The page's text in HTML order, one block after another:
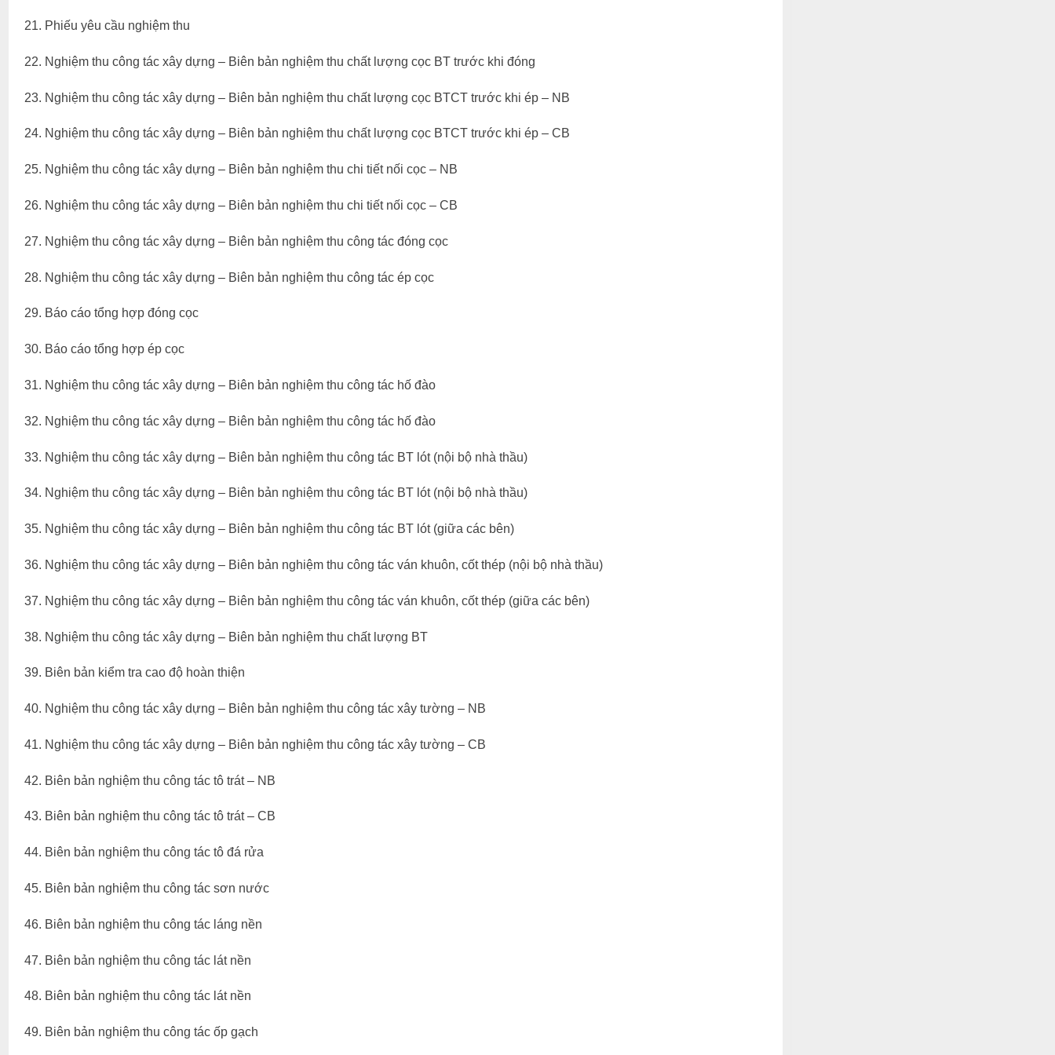
21. Phiếu yêu cầu nghiệm thu
22. Nghiệm thu công tác xây dựng – Biên bản nghiệm thu chất lượng cọc BT trước khi đóng
23. Nghiệm thu công tác xây dựng – Biên bản nghiệm thu chất lượng cọc BTCT trước khi ép – NB
24. Nghiệm thu công tác xây dựng – Biên bản nghiệm thu chất lượng cọc BTCT trước khi ép – CB
25. Nghiệm thu công tác xây dựng – Biên bản nghiệm thu chi tiết nối cọc – NB
26. Nghiệm thu công tác xây dựng – Biên bản nghiệm thu chi tiết nối cọc – CB
27. Nghiệm thu công tác xây dựng – Biên bản nghiệm thu công tác đóng cọc
28. Nghiệm thu công tác xây dựng – Biên bản nghiệm thu công tác ép cọc
29. Báo cáo tổng hợp đóng cọc
30. Báo cáo tổng hợp ép cọc
31. Nghiệm thu công tác xây dựng – Biên bản nghiệm thu công tác hố đào
32. Nghiệm thu công tác xây dựng – Biên bản nghiệm thu công tác hố đào
33. Nghiệm thu công tác xây dựng – Biên bản nghiệm thu công tác BT lót (nội bộ nhà thầu)
34. Nghiệm thu công tác xây dựng – Biên bản nghiệm thu công tác BT lót (nội bộ nhà thầu)
35. Nghiệm thu công tác xây dựng – Biên bản nghiệm thu công tác BT lót (giữa các bên)
36. Nghiệm thu công tác xây dựng – Biên bản nghiệm thu công tác ván khuôn, cốt thép (nội bộ nhà thầu)
37. Nghiệm thu công tác xây dựng – Biên bản nghiệm thu công tác ván khuôn, cốt thép (giữa các bên)
38. Nghiệm thu công tác xây dựng – Biên bản nghiệm thu chất lượng BT
39. Biên bản kiểm tra cao độ hoàn thiện
40. Nghiệm thu công tác xây dựng – Biên bản nghiệm thu công tác xây tường – NB
41. Nghiệm thu công tác xây dựng – Biên bản nghiệm thu công tác xây tường – CB
42. Biên bản nghiệm thu công tác tô trát – NB
43. Biên bản nghiệm thu công tác tô trát – CB
44. Biên bản nghiệm thu công tác tô đá rửa
45. Biên bản nghiệm thu công tác sơn nước
46. Biên bản nghiệm thu công tác láng nền
47. Biên bản nghiệm thu công tác lát nền
48. Biên bản nghiệm thu công tác lát nền
49. Biên bản nghiệm thu công tác ốp gạch